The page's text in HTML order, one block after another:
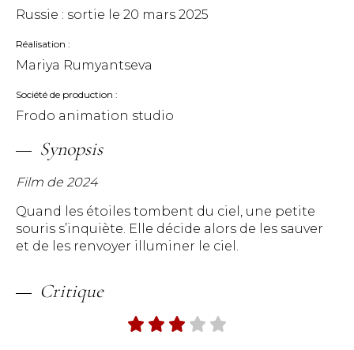
Russie : sortie le 20 mars 2025
Réalisation
Mariya Rumyantseva
Société de production
Frodo animation studio
Synopsis
Film de 2024
Quand les étoiles tombent du ciel, une petite
souris s’inquiète. Elle décide alors de les sauver
et de les renvoyer illuminer le ciel.
Critique